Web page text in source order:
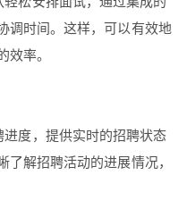
调时间。这样，可以有效地
效率。
度，提供实时的招聘状态
解招聘活动的进展情况，